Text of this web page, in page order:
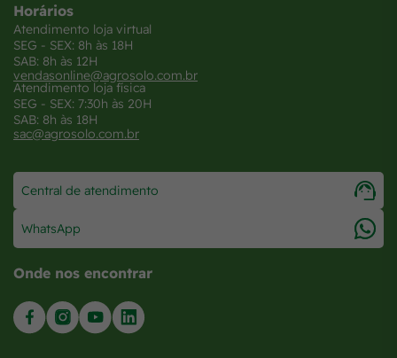
Horários
Atendimento loja virtual
SEG - SEX: 8h às 18H
SAB: 8h às 12H
vendasonline@agrosolo.com.br
Atendimento loja física
SEG - SEX: 7:30h às 20H
SAB: 8h às 18H
sac@agrosolo.com.br
Central de atendimento
WhatsApp
Onde nos encontrar